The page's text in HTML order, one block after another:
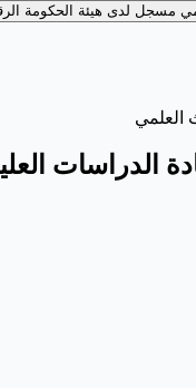
مسجل لدى هيئة الحكومة
العلمي
الدراسات